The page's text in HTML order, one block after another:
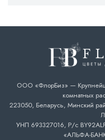
ООО «ФлорБиз» —
комнатных
223050, Беларусь, Минский
УНП 693327016, Р/с
«АЛЬФА-